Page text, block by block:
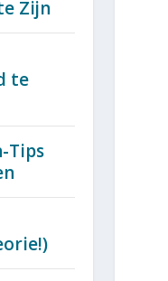
Zijn
te
Tips